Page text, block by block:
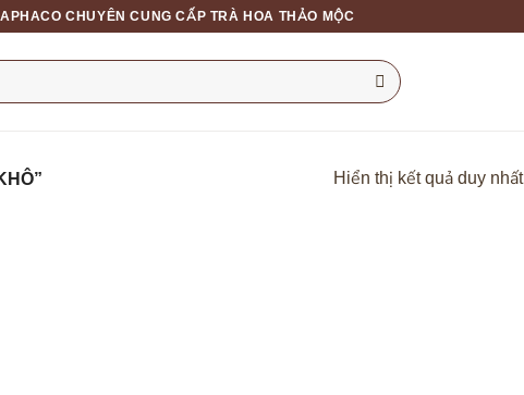
CHUYÊN CUNG CẤP TRÀ HOA THẢO MỘC
Hiển thị kết quả duy nhất